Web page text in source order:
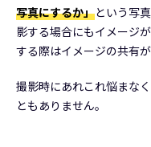
写真にするか」という写
影する場合にもイメージ
する際はイメージの共有
撮影時にあれこれ悩まな
ともありません。